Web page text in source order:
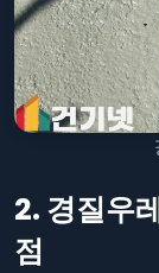
2. 경질우
점